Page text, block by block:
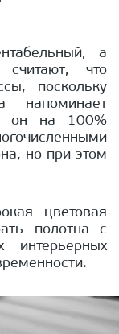
а
что
поскольку
напоминает
он на 100%
но при этом
цветовая
полотна с